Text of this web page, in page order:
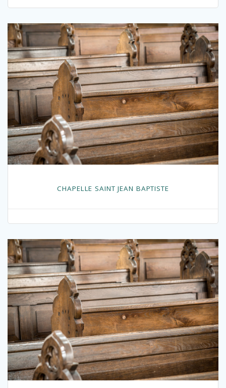
CHAPELLE SAINT JEAN BAPTISTE